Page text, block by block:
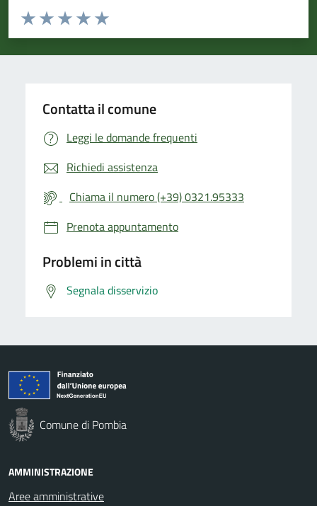
Valuta da 1 a 5 stelle la pagina
Valuta 5 stelle su 5
Valuta 4 stelle su 5
Valuta 3 stelle su 5
Valuta 2 stelle su 5
Valuta 1 stelle su 5
Contatta il comune
Leggi le domande frequenti
Richiedi assistenza
Chiama il numero (+39) 0321.95333
Prenota appuntamento
Problemi in città
Segnala disservizio
Comune di Pombia
AMMINISTRAZIONE
Aree amministrative